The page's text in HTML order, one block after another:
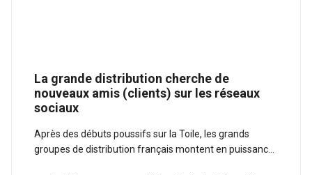
La grande distribution cherche de
nouveaux amis (clients) sur les réseaux
sociaux
Après des débuts poussifs sur la Toile, les grands
groupes de distribution français montent en puissance